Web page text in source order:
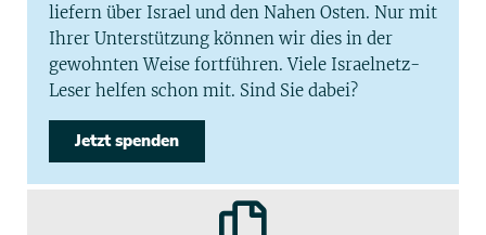
liefern über Israel und den Nahen Osten. Nur mit
Ihrer Unterstützung können wir dies in der
gewohnten Weise fortführen. Viele Israelnetz-
Leser helfen schon mit. Sind Sie dabei?
Jetzt spenden